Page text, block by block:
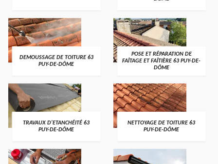
DEMOUSSAGE DE TOITURE 63
PUY-DE-DÔME
POSE ET RÉPARATION DE
FAÎTAGE ET FAÎTIÈRE 63 PUY-DE-
DÔME
TRAVAUX D'ETANCHÉITÉ 63
PUY-DE-DÔME
NETTOYAGE DE TOITURE 63
PUY-DE-DÔME